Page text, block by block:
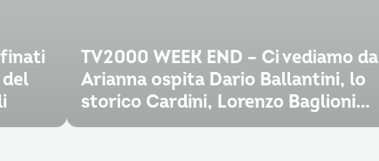
TV2000 WEEK END – Ci vediamo da
Arianna ospita Dario Ballantini, lo
storico Cardini, Lorenzo Baglioni…